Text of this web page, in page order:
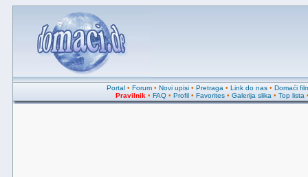
Portal• Forum• Novi upisi• Pretraga • Link do nas• Domaći
Pravilnik • FAQ • Profil • Favorites • Galerija slika • Top lista